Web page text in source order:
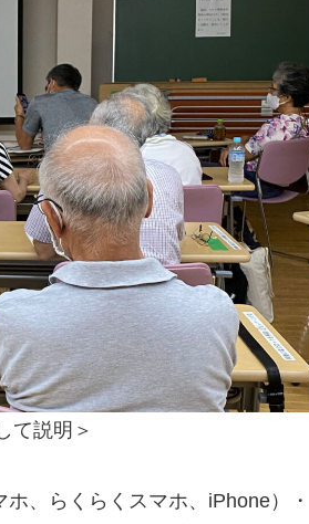
て説明＞
、らくらくスマホ、iPhone）・